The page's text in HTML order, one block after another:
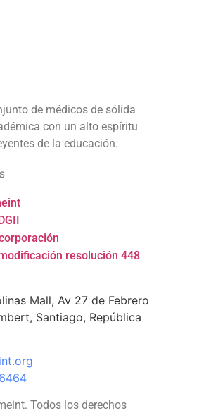
de médicos de sólida
con un alto espíritu
de la educación.
resolución 448
Mall, Av 27 de Febrero
Santiago, República
Todos los derechos